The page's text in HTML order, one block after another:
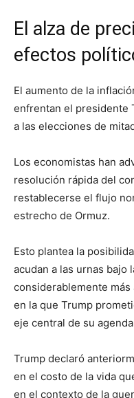
El alza de
efectos
El aumento de la
enfrentan el presidente
a las elecciones de
Los economistas han
resolución rápida del
restablecerse el flujo
estrecho de Ormuz.
Esto plantea la
acudan a las urnas bajo
considerablemente más
en la que Trump
eje central de su
Trump declaró
en el costo de la vida
en el contexto de la